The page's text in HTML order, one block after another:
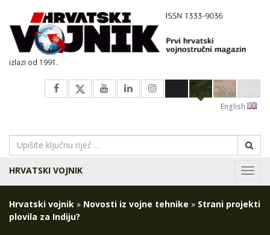
izlazi od 1991.
English
HRVATSKI VOJNIK
Hrvatski vojnik » Novosti iz vojne tehnike » Strani projekti
plovila za Indiju?